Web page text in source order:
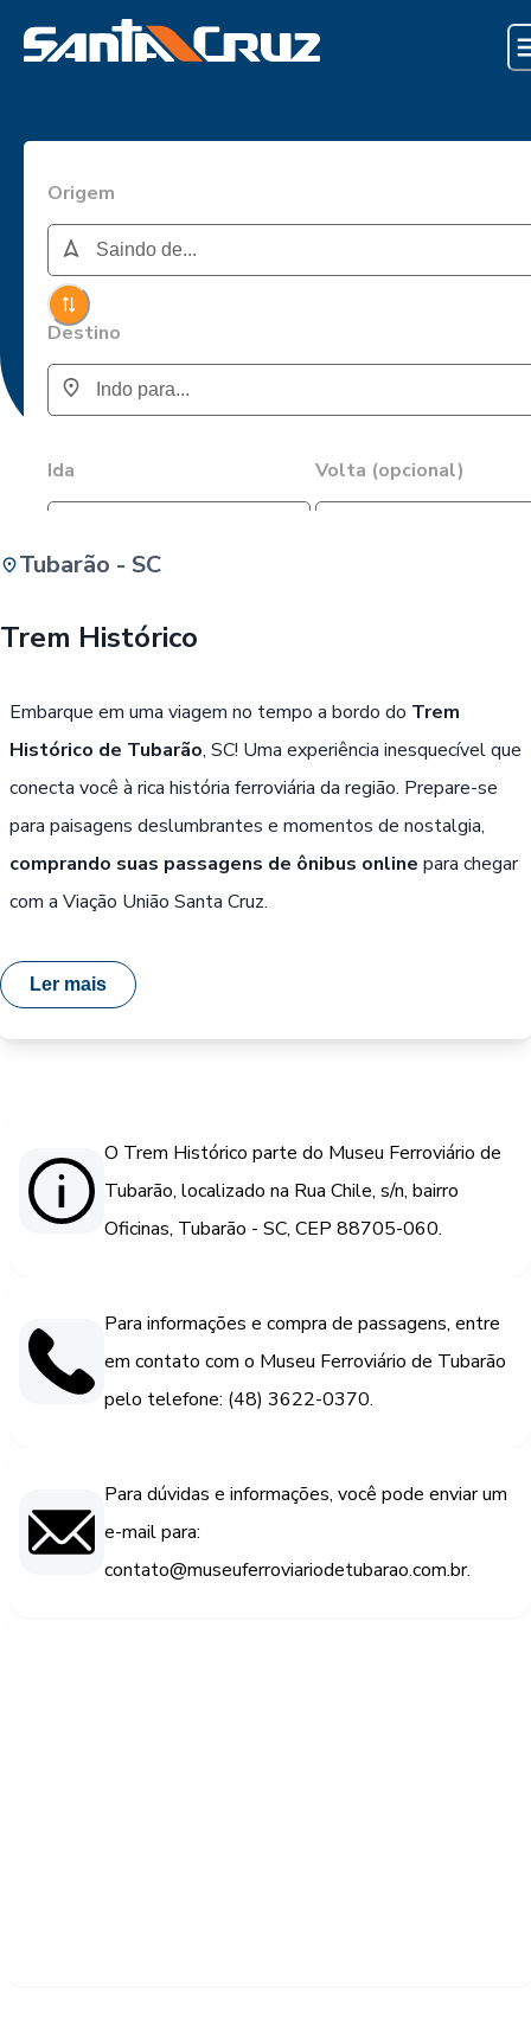
Origem
Destino
Ida Volta (opcional)
Tubarão - SC
Trem Histórico
Embarque em uma viagem no tempo a bordo do Trem
Histórico de Tubarão, SC! Uma experiência inesquecível que
conecta você à rica história ferroviária da região. Prepare-se
para paisagens deslumbrantes e momentos de nostalgia,
comprando suas passagens de ônibus online para chegar
com a Viação União Santa Cruz.
Ler mais
O Trem Histórico parte do Museu Ferroviário de
Tubarão, localizado na Rua Chile, s/n, bairro
Oficinas, Tubarão - SC, CEP 88705-060.
Para informações e compra de passagens, entre
em contato com o Museu Ferroviário de Tubarão
pelo telefone: (48) 3622-0370.
Para dúvidas e informações, você pode enviar um
e-mail para:
contato@museuferroviariodetubarao.com.br.